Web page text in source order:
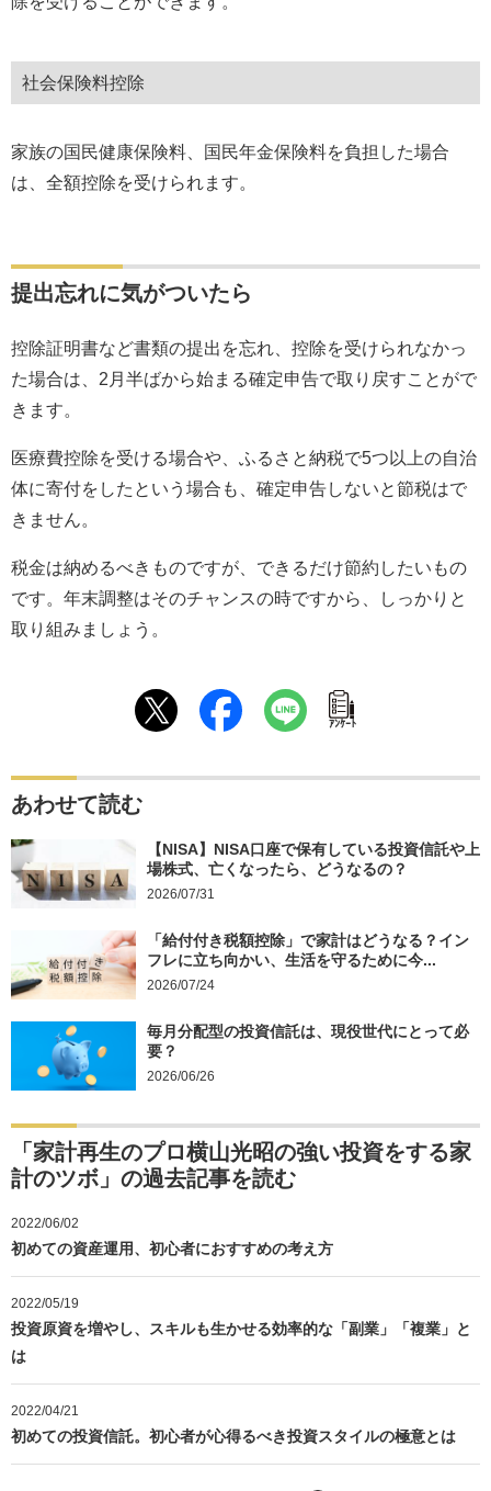
社会保険料控除
家族の国民健康保険料、国民年金保険料を負担した場合
は、全額控除を受けられます。
提出忘れに気がついたら
控除証明書など書類の提出を忘れ、控除を受けられなかっ
た場合は、2月半ばから始まる確定申告で取り戻すことがで
きます。
医療費控除を受ける場合や、ふるさと納税で5つ以上の自治
体に寄付をしたという場合も、確定申告しないと節税はで
きません。
税金は納めるべきものですが、できるだけ節約したいもの
です。年末調整はそのチャンスの時ですから、しっかりと
取り組みましょう。
ｱﾝｹｰﾄ
あわせて読む
【NISA】NISA口座で保有している投資信託や上
場株式、亡くなったら、どうなるの？
2026/07/31
「給付付き税額控除」で家計はどうなる？イン
フレに立ち向かい、生活を守るために今...
2026/07/24
毎月分配型の投資信託は、現役世代にとって必
要？
2026/06/26
「家計再生のプロ横山光昭の強い投資をする家
計のツボ」の過去記事を読む
2022/06/02
初めての資産運用、初心者におすすめの考え方
2022/05/19
投資原資を増やし、スキルも生かせる効率的な「副業」「複業」と
は
2022/04/21
初めての投資信託。初心者が心得るべき投資スタイルの極意とは